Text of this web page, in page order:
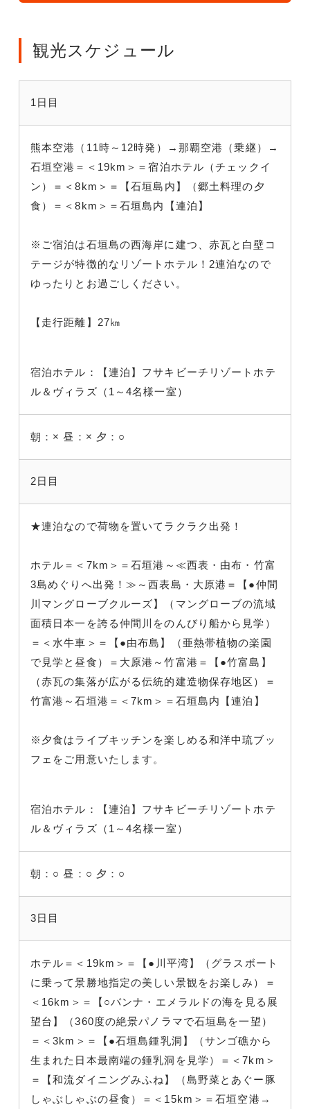
観光スケジュール
1日目
熊本空港（11時～12時発）→那覇空港（乗継）→
石垣空港＝＜19km＞＝宿泊ホテル（チェックイ
ン）＝＜8km＞＝【石垣島内】（郷土料理の夕
食）＝＜8km＞＝石垣島内【連泊】
※ご宿泊は石垣島の西海岸に建つ、赤瓦と白壁コ
テージが特徴的なリゾートホテル！2連泊なので
ゆったりとお過ごしください。
【走行距離】27㎞
宿泊ホテル：【連泊】フサキビーチリゾートホテ
ル＆ヴィラズ（1～4名様一室）
朝：× 昼：× 夕：○
2日目
★連泊なので荷物を置いてラクラク出発！
ホテル＝＜7km＞＝石垣港～≪西表・由布・竹富
3島めぐりへ出発！≫～西表島・大原港＝【●仲間
川マングローブクルーズ】（マングローブの流域
面積日本一を誇る仲間川をのんびり船から見学）
＝＜水牛車＞＝【●由布島】（亜熱帯植物の楽園
で見学と昼食）＝大原港～竹富港＝【●竹富島】
（赤瓦の集落が広がる伝統的建造物保存地区）＝
竹富港～石垣港＝＜7km＞＝石垣島内【連泊】
※夕食はライブキッチンを楽しめる和洋中琉ブッ
フェをご用意いたします。
宿泊ホテル：【連泊】フサキビーチリゾートホテ
ル＆ヴィラズ（1～4名様一室）
朝：○ 昼：○ 夕：○
3日目
ホテル＝＜19km＞＝【●川平湾】（グラスボート
に乗って景勝地指定の美しい景観をお楽しみ）＝
＜16km＞＝【○バンナ・エメラルドの海を見る展
望台】（360度の絶景パノラマで石垣島を一望）
＝＜3km＞＝【●石垣島鍾乳洞】（サンゴ礁から
生まれた日本最南端の鍾乳洞を見学）＝＜7km＞
＝【和流ダイニングみふね】（島野菜とあぐー豚
しゃぶしゃぶの昼食）＝＜15km＞＝石垣空港→